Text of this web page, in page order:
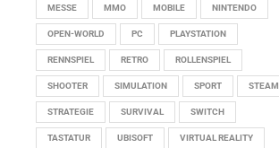
MESSE MMO MOBILE NINTENDO
OPEN-WORLD PC PLAYSTATION
RENNSPIEL RETRO ROLLENSPIEL
SHOOTER SIMULATION SPORT STEAM
STRATEGIE SURVIVAL SWITCH
TASTATUR UBISOFT VIRTUAL REALITY